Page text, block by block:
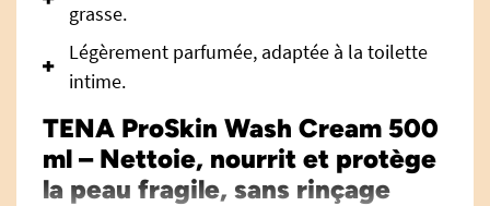
grasse.
Légèrement parfumée, adaptée à la toilette
intime.
TENA ProSkin Wash Cream 500
ml – Nettoie, nourrit et protège
la peau fragile, sans rinçage